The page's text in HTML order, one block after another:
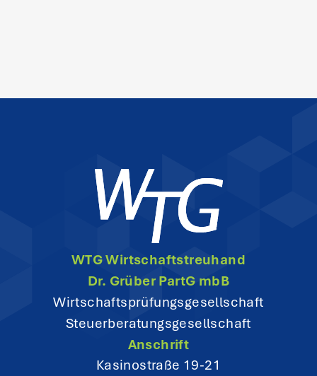
WTG Wirtschaftstreuhand
Dr. Grüber PartG mbB
Wirtschaftsprüfungsgesellschaft
Steuerberatungsgesellschaft
Anschrift
Kasinostraße 19-21